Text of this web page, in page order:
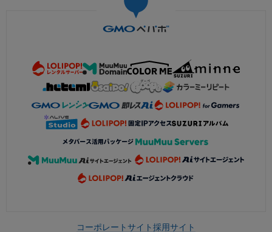
コーポレートサイト採用サイト